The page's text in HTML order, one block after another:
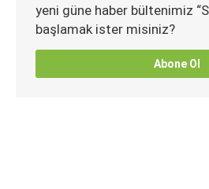
yeni güne haber bültenimiz
başlamak ister misiniz?
Abone Ol